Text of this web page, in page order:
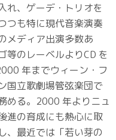
れ、ゲーデ・トリオを
つも特に現代音楽演奏
メディア出演多数あ
等のレーベルよりCD を
年までウィーン・フ
国立歌劇場管弦楽団で
める。2000 年よりニュ
進の育成にも熱心に取
、最近では「若い芽の